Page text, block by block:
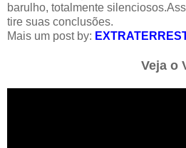
barulho, totalmente
tire suas conclusões.
Mais um post by:
Veja o